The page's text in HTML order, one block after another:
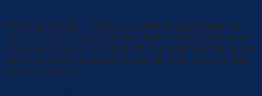
Phú Đông Skylight – Chuẩn sống mới cho người trẻ tại khu
Đông TP.HCM Trong bối cảnh tốc độ đô thị hóa diễn ra mạnh
mẽ tại khu Đông TP.HCM và các khu vực giáp ranh, nhu cầu tìm
kiếm một không gian sống hiện đại, tiện nghi nhưng vẫn đảm
bảo khả năng kết …